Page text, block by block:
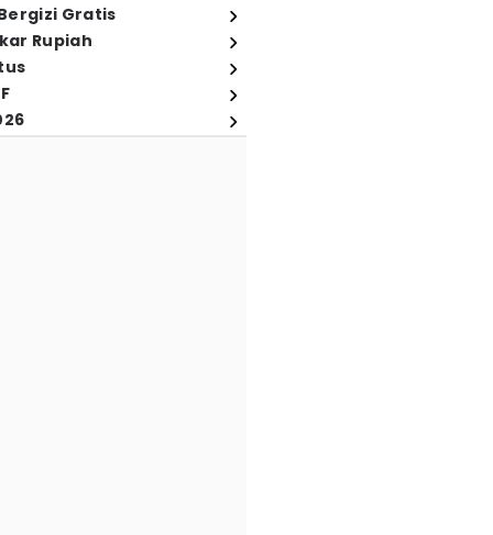
Gratis
Rupiah